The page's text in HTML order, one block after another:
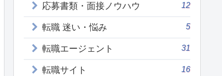
応募書類・面接ノウハウ 12
転職 迷い・悩み 5
転職エージェント 31
転職サイト 16